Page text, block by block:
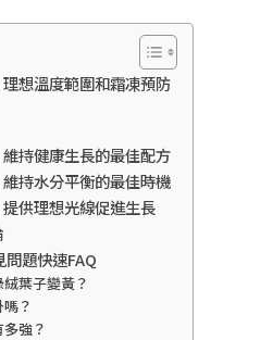
想溫度範圍和霜凍預防
持健康生長的最佳配方
持水分平衡的最佳時機
供理想光線促進生長
題快速FAQ
葉子變黃？
？
強？